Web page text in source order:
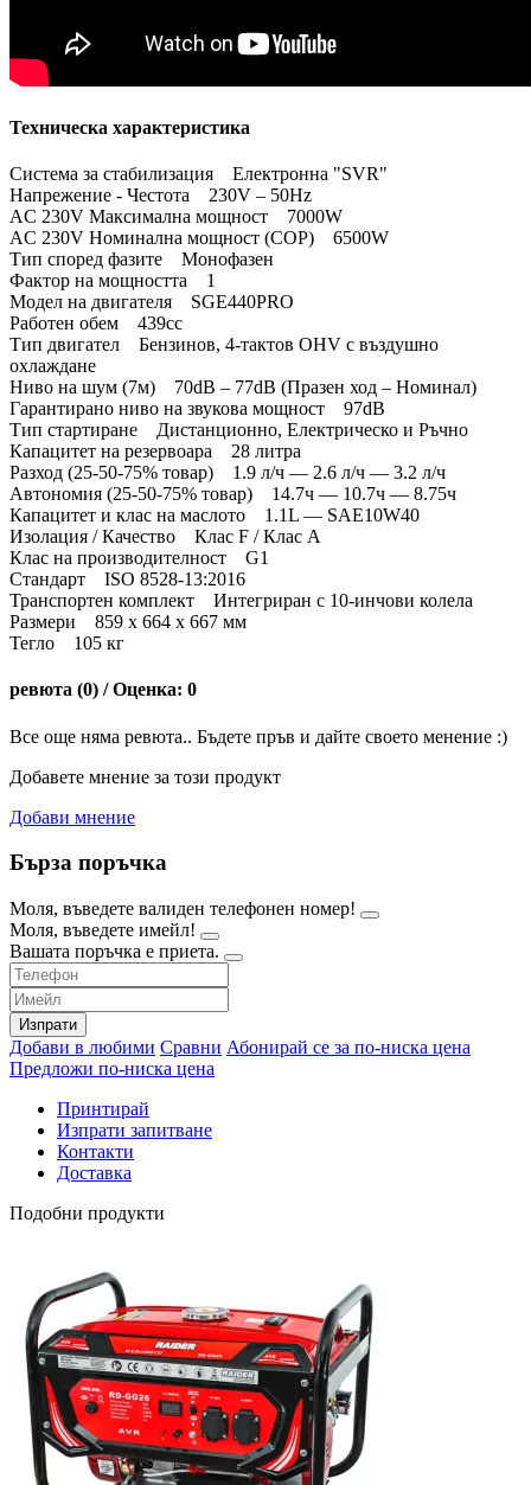
Техническа характеристика
Система за стабилизация Електронна "SVR"
Напрежение - Честота 230V – 50Hz
AC 230V Максимална мощност 7000W
AC 230V Номинална мощност (COP) 6500W
Тип според фазите Монофазен
Фактор на мощността 1
Модел на двигателя SGE440PRO
Работен обем 439cc
Тип двигател Бензинов, 4-тактов OHV с въздушно
охлаждане
Ниво на шум (7м) 70dB – 77dB (Празен ход – Номинал)
Гарантирано ниво на звукова мощност 97dB
Тип стартиране Дистанционно, Електрическо и Ръчно
Капацитет на резервоара 28 литра
Разход (25-50-75% товар) 1.9 л/ч — 2.6 л/ч — 3.2 л/ч
Автономия (25-50-75% товар) 14.7ч — 10.7ч — 8.75ч
Капацитет и клас на маслото 1.1L — SAE10W40
Изолация / Качество Клас F / Клас A
Клас на производителност G1
Стандарт ISO 8528-13:2016
Транспортен комплект Интегриран с 10-инчови колела
Размери 859 x 664 x 667 мм
Тегло 105 кг
ревюта (0) / Оценка: 0
Все още няма ревюта.. Бъдете пръв и дайте своето менение :)
Добавете мнение за този продукт
Добави мнение
Бърза поръчка
Моля, въведете валиден телефонен номер!
Моля, въведете имейл!
Вашата поръчка е приета.
Изпрати
Добави в любими Сравни Абонирай се за по-ниска цена
Предложи по-ниска цена
Принтирай
Изпрати запитване
Контакти
Доставка
Подобни продукти